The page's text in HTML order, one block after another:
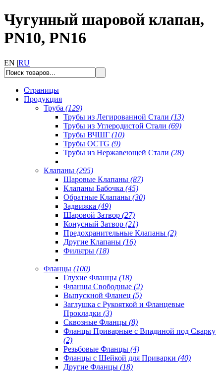
Чугунный шаровой клапан,
PN10, PN16
EN |RU
Страницы
Продукция
Труба (129)
Трубы из Легированной Стали (13)
Трубы из Углеродистой Стали (69)
Трубы ВЧШГ (10)
Трубы OCTG (9)
Трубы из Нержавеющей Стали (28)
Клапаны (295)
Шаровые Клапаны (87)
Клапаны Бабочка (45)
Обратные Клапаны (30)
Задвижка (49)
Шаровой Затвор (27)
Конусный Затвор (21)
Предохранительные Клапаны (2)
Другие Клапаны (16)
Фильтры (18)
Фланцы (100)
Глухие Фланцы (18)
Фланцы Свободные (2)
Выпускной Фланец (5)
Заглушка с Рукояткой и Фланцевые
Прокладки (3)
Сквозные Фланцы (8)
Фланцы Приварные с Впадиной под Сварку
(2)
Резьбовые Фланцы (4)
Фланцы с Шейкой для Приварки (40)
Другие Фланцы (18)